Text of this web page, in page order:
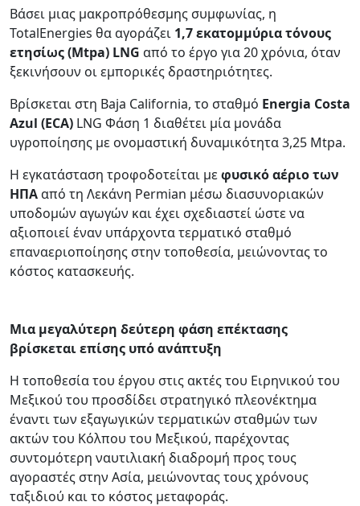
Βάσει μιας μακροπρόθεσμης συμφωνίας, η
TotalEnergies θα αγοράζει 1,7 εκατομμύρια τόνους
ετησίως (Mtpa) LNG από το έργο για 20 χρόνια, όταν
ξεκινήσουν οι εμπορικές δραστηριότητες.
Βρίσκεται στη Baja California, το σταθμό Energia Costa
Azul (ECA) LNG Φάση 1 διαθέτει μία μονάδα
υγροποίησης με ονομαστική δυναμικότητα 3,25 Mtpa.
Η εγκατάσταση τροφοδοτείται μεφυσικό αέριο των
ΗΠΑαπό τη Λεκάνη Permian μέσω διασυνοριακών
υποδομών αγωγών και έχει σχεδιαστεί ώστε να
αξιοποιεί έναν υπάρχοντα τερματικό σταθμό
επαναεριοποίησης στην τοποθεσία, μειώνοντας το
κόστος κατασκευής.
Μια μεγαλύτερη δεύτερη φάση επέκτασης
βρίσκεται επίσης υπό ανάπτυξη
Η τοποθεσία του έργου στις ακτές του Ειρηνικού του
Μεξικού του προσδίδει στρατηγικό πλεονέκτημα
έναντι των εξαγωγικών τερματικών σταθμών των
ακτών του Κόλπου του Μεξικού, παρέχοντας
συντομότερη ναυτιλιακή διαδρομή προς τους
αγοραστές στην Ασία, μειώνοντας τους χρόνους
ταξιδιού και το κόστος μεταφοράς.